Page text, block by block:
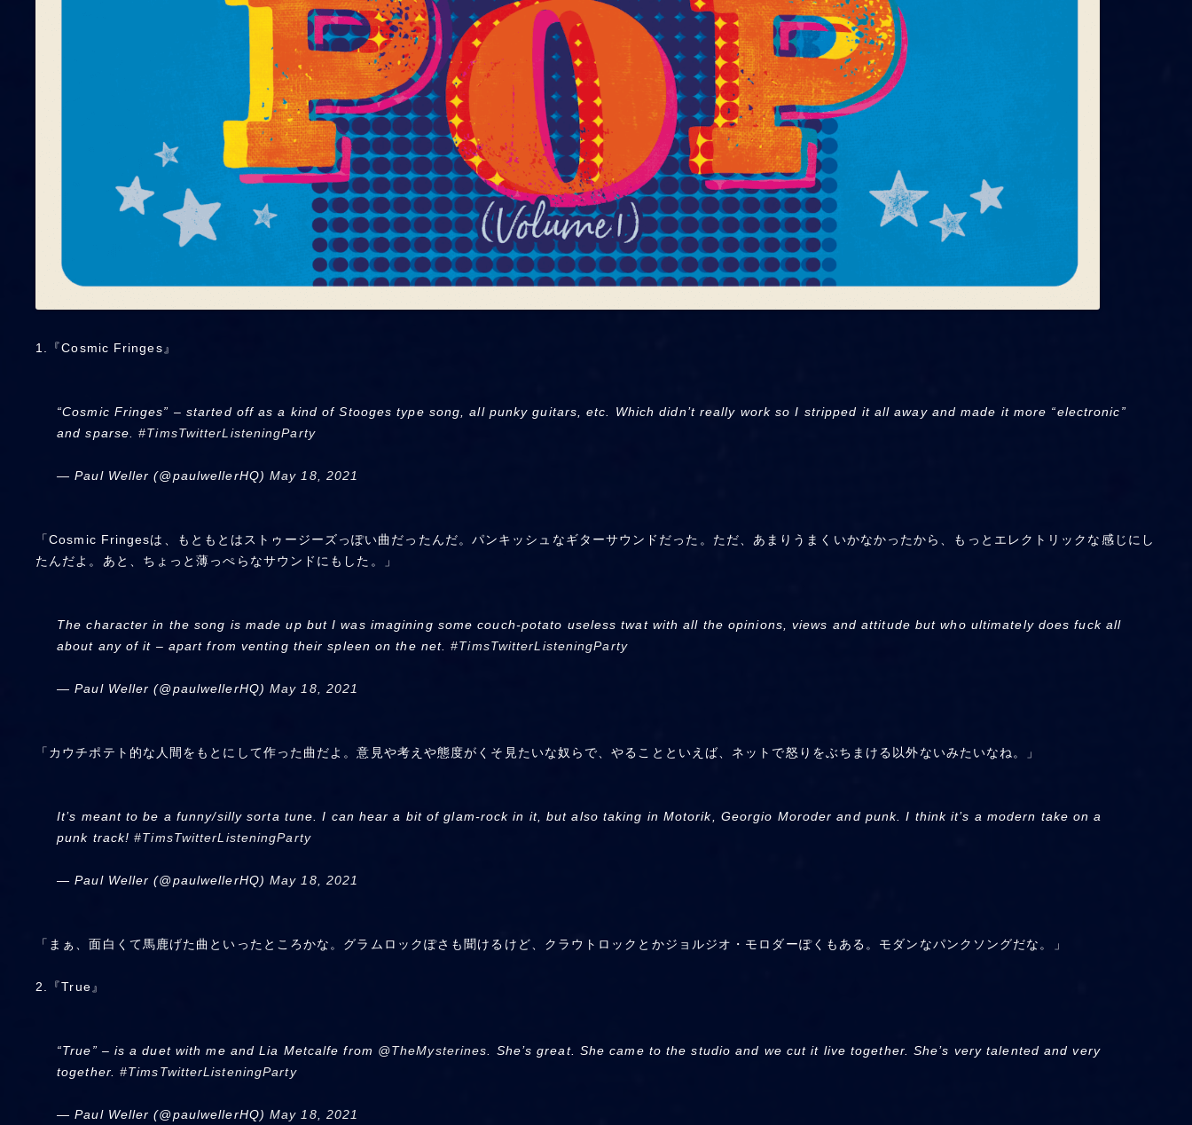
1.『Cosmic Fringes』
“Cosmic Fringes” – started off as a kind of Stooges type song, all punky guitars, etc. Which didn’t really work so I stripped it all away and made it more “electronic”
and sparse.#TimsTwitterListeningParty
— Paul Weller (@paulwellerHQ)May 18, 2021
「Cosmic Fringesは、もともとはストゥージーズっぽい曲だったんだ。パンキッシュなギターサウンドだった。ただ、あまりうまくいかなかったから、もっとエレクトリックな感じにし
たんだよ。あと、ちょっと薄っぺらなサウンドにもした。」
The character in the song is made up but I was imagining some couch-potato useless twat with all the opinions, views and attitude but who ultimately does fuck all
about any of it – apart from venting their spleen on the net.#TimsTwitterListeningParty
— Paul Weller (@paulwellerHQ)May 18, 2021
「カウチポテト的な人間をもとにして作った曲だよ。意見や考えや態度がくそ見たいな奴らで、やることといえば、ネットで怒りをぶちまける以外ないみたいなね。」
It’s meant to be a funny/silly sorta tune. I can hear a bit of glam-rock in it, but also taking in Motorik, Georgio Moroder and punk. I think it’s a modern take on a
punk track!#TimsTwitterListeningParty
— Paul Weller (@paulwellerHQ)May 18, 2021
「まぁ、面白くて馬鹿げた曲といったところかな。グラムロックぽさも聞けるけど、クラウトロックとかジョルジオ・モロダーぽくもある。モダンなパンクソングだな。」
2.『True』
“True” – is a duet with me and Lia Metcalfe from @TheMysterines . She’s great. She came to the studio and we cut it live together. She’s very talented and very
together. #TimsTwitterListeningParty
— Paul Weller (@paulwellerHQ)May 18, 2021